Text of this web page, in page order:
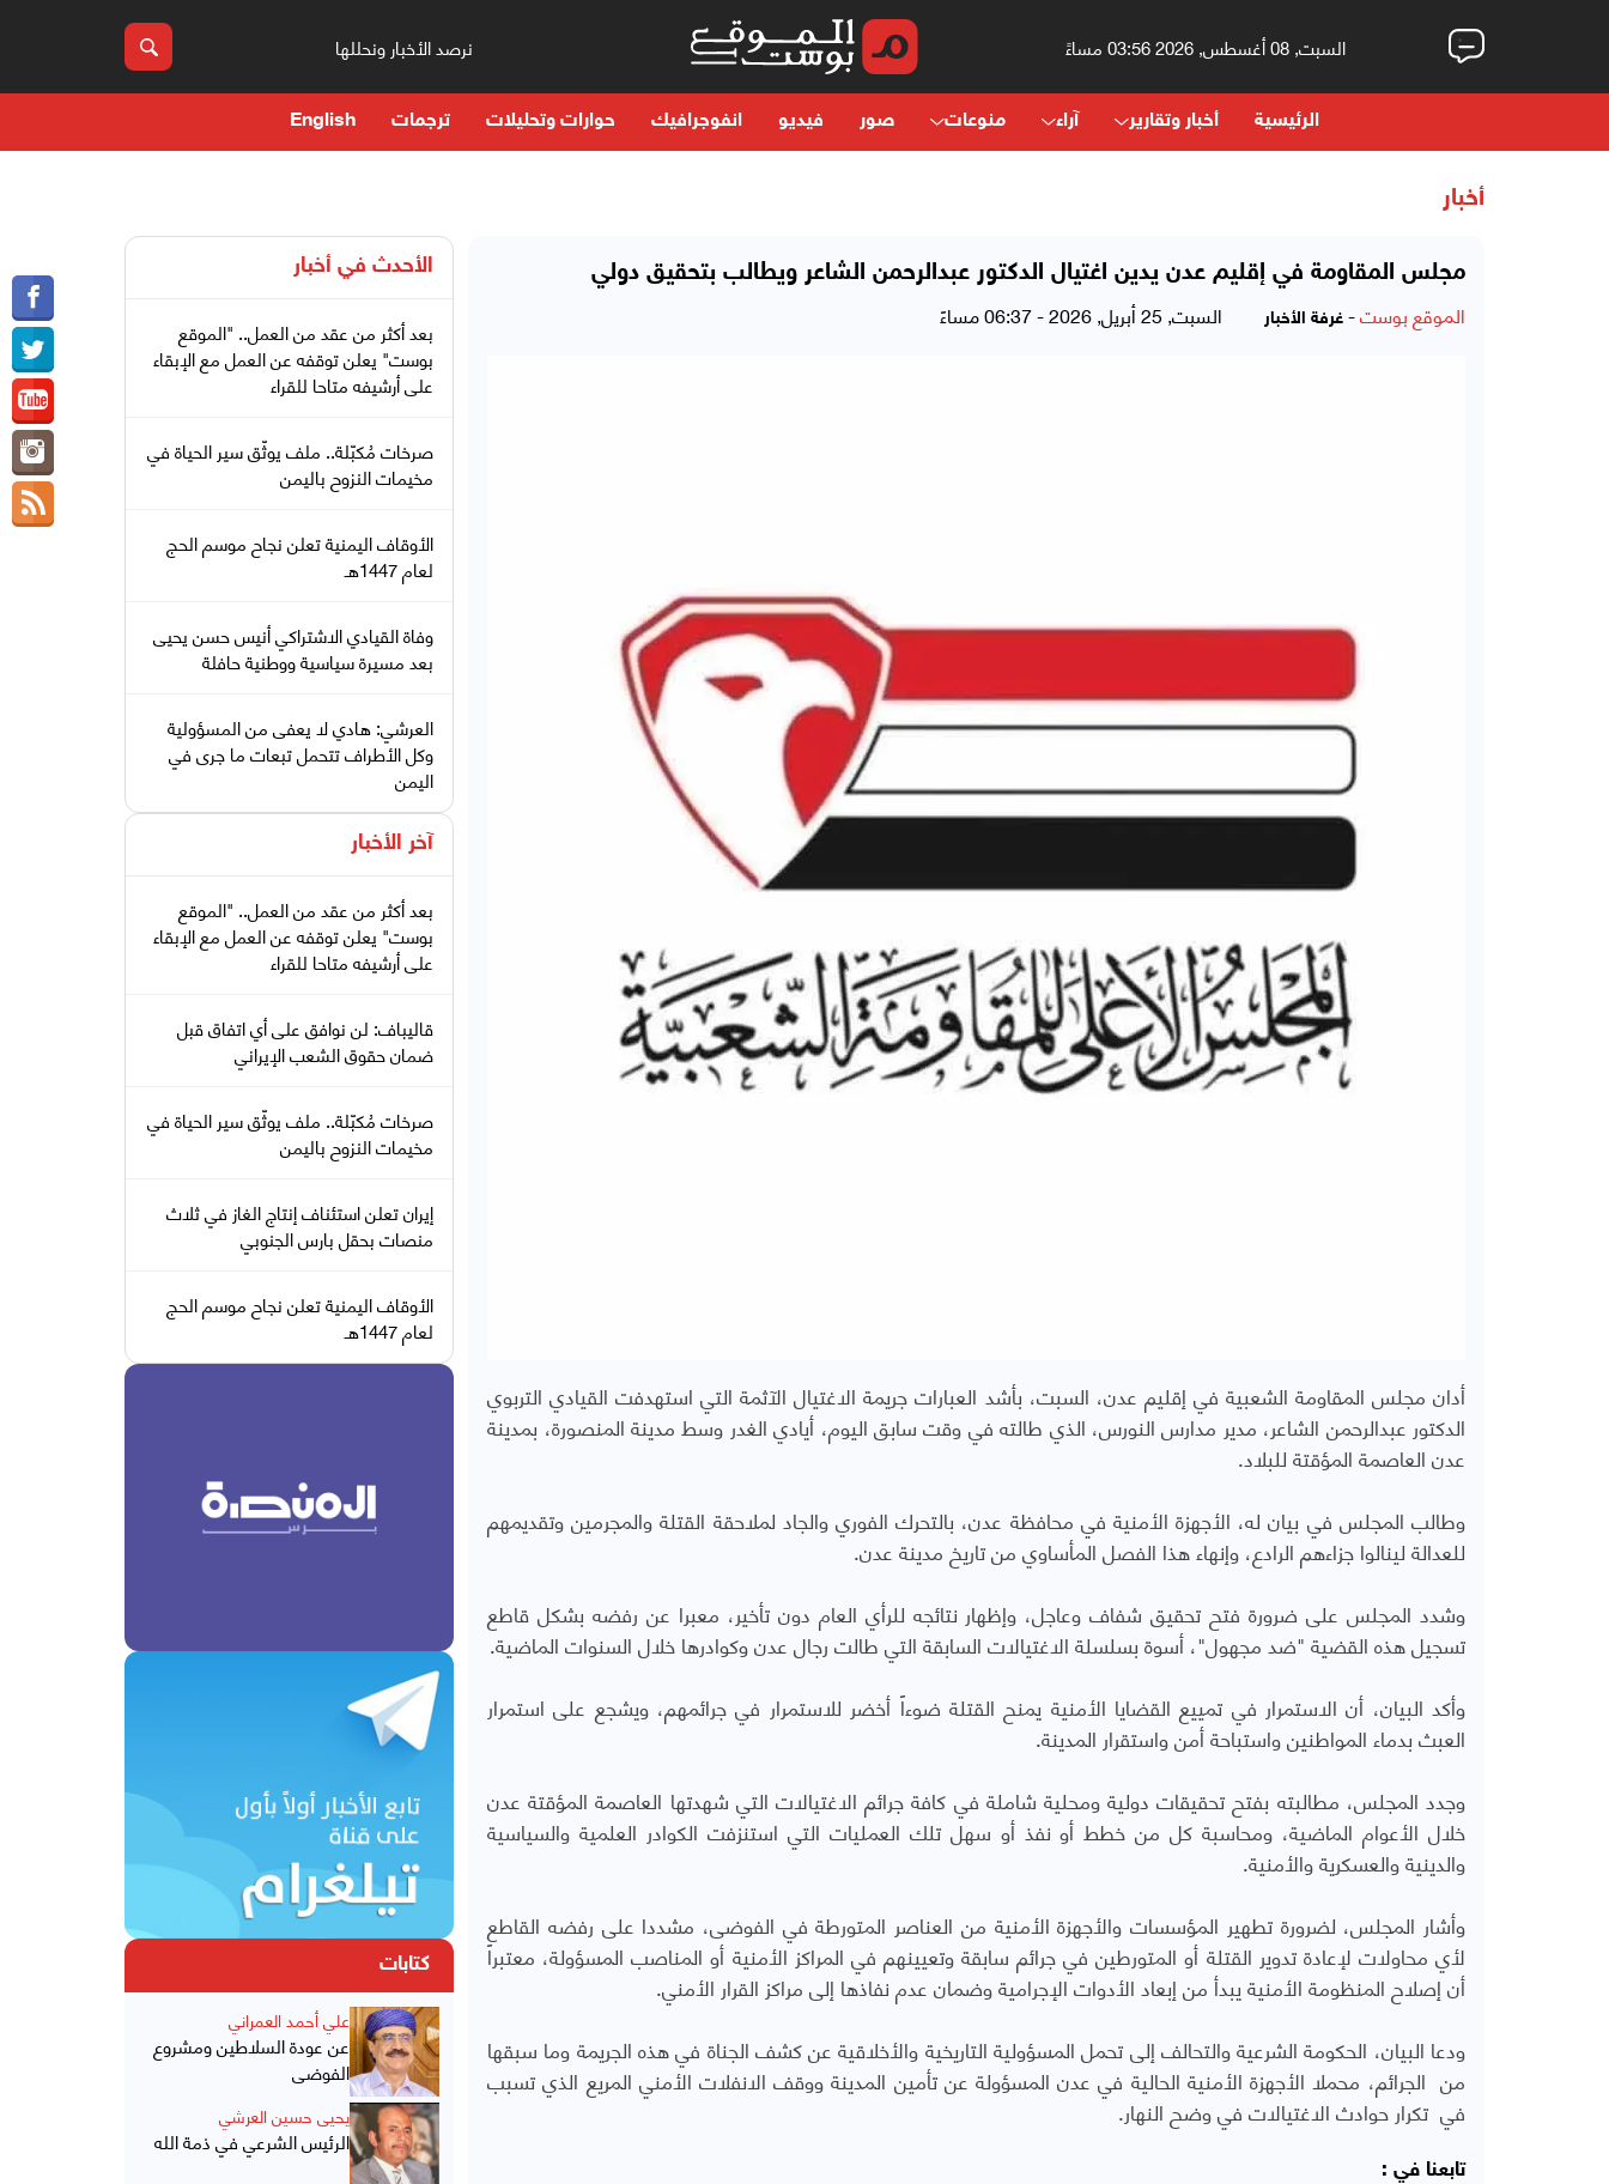
السبت, 08 أغسطس, 2026 03:56 مساءً نرصد الأخبار ونحللها
الرئيسية أخبار وتقارير آراء منوعات صور فيديو انفوجرافيك حوارات وتحليلات ترجمات English
أخبار
مجلس المقاومة في إقليم عدن يدين اغتيال الدكتور عبدالرحمن الشاعر ويطالب بتحقيق دولي
الموقع بوست- غرفة الأخبار السبت, 25 أبريل, 2026 - 06:37 مساءً
أدان مجلس المقاومة الشعبية في إقليم عدن، السبت، بأشد العبارات جريمة الاغتيال الآثمة التي استهدفت القيادي التربوي
الدكتور عبدالرحمن الشاعر، مدير مدارس النورس، الذي طالته في وقت سابق اليوم، أيادي الغدر وسط مدينة المنصورة، بمدينة
عدن العاصمة المؤقتة للبلاد.
وطالب المجلس في بيان له، الأجهزة الأمنية في محافظة عدن، بالتحرك الفوري والجاد لملاحقة القتلة والمجرمين وتقديمهم
للعدالة لينالوا جزاءهم الرادع، وإنهاء هذا الفصل المأساوي من تاريخ مدينة عدن.
وشدد المجلس على ضرورة فتح تحقيق شفاف وعاجل، وإظهار نتائجه للرأي العام دون تأخير، معبرا عن رفضه بشكل قاطع
تسجيل هذه القضية "ضد مجهول"، أسوة بسلسلة الاغتيالات السابقة التي طالت رجال عدن وكوادرها خلال السنوات الماضية.
وأكد البيان، أن الاستمرار في تمييع القضايا الأمنية يمنح القتلة ضوءاً أخضر للاستمرار في جرائمهم، ويشجع على استمرار
العبث بدماء المواطنين واستباحة أمن واستقرار المدينة.
وجدد المجلس، مطالبته بفتح تحقيقات دولية ومحلية شاملة في كافة جرائم الاغتيالات التي شهدتها العاصمة المؤقتة عدن
خلال الأعوام الماضية، ومحاسبة كل من خطط أو نفذ أو سهل تلك العمليات التي استنزفت الكوادر العلمية والسياسية
والدينية والعسكرية والأمنية.
وأشار المجلس، لضرورة تطهير المؤسسات والأجهزة الأمنية من العناصر المتورطة في الفوضى، مشددا على رفضه القاطع
لأي محاولات لإعادة تدوير القتلة أو المتورطين في جرائم سابقة وتعيينهم في المراكز الأمنية أو المناصب المسؤولة، معتبراً
أن إصلاح المنظومة الأمنية يبدأ من إبعاد الأدوات الإجرامية وضمان عدم نفاذها إلى مراكز القرار الأمني.
ودعا البيان، الحكومة الشرعية والتحالف إلى تحمل المسؤولية التاريخية والأخلاقية عن كشف الجناة في هذه الجريمة وما سبقها
من الجرائم، محملا الأجهزة الأمنية الحالية في عدن المسؤولة عن تأمين المدينة ووقف الانفلات الأمني المريع الذي تسبب
في تكرار حوادث الاغتيالات في وضح النهار.
تابعنا في :
الأحدث في أخبار
بعد أكثر من عقد من العمل.. "الموقع
بوست" يعلن توقفه عن العمل مع الإبقاء
على أرشيفه متاحا للقراء
صرخات مُكبّلة.. ملف يوثّق سير الحياة في
مخيمات النزوح باليمن
الأوقاف اليمنية تعلن نجاح موسم الحج
لعام 1447هـ
وفاة القيادي الاشتراكي أنيس حسن يحيى
بعد مسيرة سياسية ووطنية حافلة
العرشي: هادي لا يعفى من المسؤولية
وكل الأطراف تتحمل تبعات ما جرى في
اليمن
آخر الأخبار
بعد أكثر من عقد من العمل.. "الموقع
بوست" يعلن توقفه عن العمل مع الإبقاء
على أرشيفه متاحا للقراء
قاليباف: لن نوافق على أي اتفاق قبل
ضمان حقوق الشعب الإيراني
صرخات مُكبّلة.. ملف يوثّق سير الحياة في
مخيمات النزوح باليمن
إيران تعلن استئناف إنتاج الغاز في ثلاث
منصات بحقل بارس الجنوبي
الأوقاف اليمنية تعلن نجاح موسم الحج
لعام 1447هـ
كتابات
علي أحمد العمراني
عن عودة السلاطين ومشروع
الفوضى
يحيى حسين العرشي
الرئيس الشرعي في ذمة الله